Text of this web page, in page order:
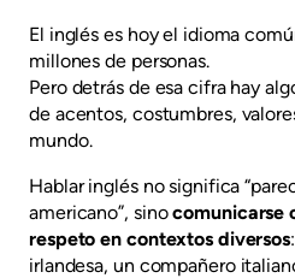
El inglés es hoy el idioma
millones de personas.
Pero detrás de esa cifra hay
de acentos, costumbres,
mundo.
Hablar inglés no significa
americano”, sinocomunicarse
respeto en contextos diversos
irlandesa, un compañero